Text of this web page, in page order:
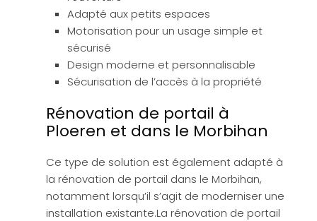
Adapté aux petits espaces
Motorisation pour un usage simple et
sécurisé
Design moderne et personnalisable
Sécurisation de l’accès à la propriété
Rénovation de portail à
Ploeren et dans le Morbihan
Ce type de solution est également adapté à
la rénovation de portail dans le Morbihan,
notamment lorsqu’il s’agit de moderniser une
installation existante.La rénovation de portail